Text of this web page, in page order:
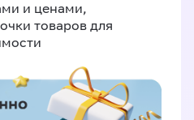
и ценами,
товаров для